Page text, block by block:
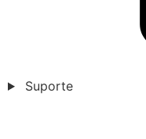
Suporte